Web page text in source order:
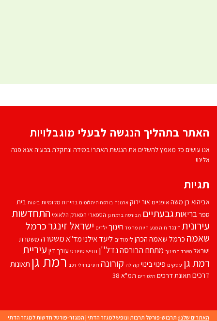
האתר בתהליך הנגשה לבעלי מוגבלויות
אנו עושים כל מאמץ להשלים את הנגשת האתר! במידה ונתקלת בבעיה אנא פנה
אלינו!
תגיות
אביהוא בן משהאופניים אור ירוק ארנונה בורסת היהלומים בחירות מקומיות ביטוח בית
ספרבריאותגבעתיים הבורסה ברמת גן הספארי הפארק הלאומי התחדשות
עירוניתזינגר חיה מנע חיות מחמד חינוך ילדים ישראל זינגרכרמל
שאמה כרמל שאמה הכהן לימודים ליעד אילנימד''אמשטרה משטרת
ישראל משרד החינוך מתחם הבורסהנדל''ן נופש ספורט עורך דין עיריית
רמת גן עסקים פינוי בינוי קהילה קורונה רועי ברזילי רכב רמת גן תאונות
דרכים תאונת דרכים תלמידים תמ"א 38
האתרים שלנו: תרבוש-פורטל תרבות ונופש למגזר הדתי | המגזר-פורטל חדשות למגזר הדתי